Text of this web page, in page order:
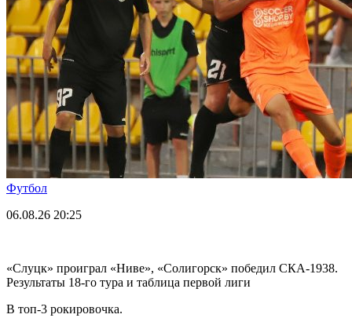
Футбол
06.08.26 20:25
«Слуцк» проиграл «Ниве», «Солигорск» победил СКА-1938.
Результаты 18-го тура и таблица первой лиги
В топ-3 рокировочка.